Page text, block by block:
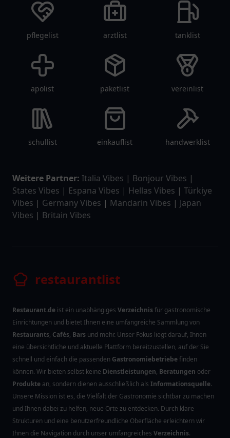
pflegelist arztlist tanklist
apolist paketlist vereinlist
schullist einkauflist handwerklist
Weitere Partner: Italia Vibes | Bonjour Vibes |
States Vibes | Espana Vibes | Hellas Vibes | Türkiye
Vibes | Germany Vibes | Mandarin Vibes | Japan
Vibes | Britain Vibes
restaurantlist
Restaurant.de ist ein unabhängiges Verzeichnisfür gastronomische
Einrichtungen und bietet Ihnen eine umfangreiche Sammlung von
Restaurants, Cafés, Bars und mehr. Unser Fokus liegt darauf, Ihnen
eine übersichtliche und aktuelle Plattform bereitzustellen, auf der Sie
schnell und einfach die passenden Gastronomiebetriebefinden
können. Wir bieten selbst keine Dienstleistungen, Beratungen oder
Produkte an, sondern dienen ausschließlich als Informationsquelle.
Unsere Mission ist es, die Vielfalt der Gastronomie sichtbar zu machen
und Ihnen dabei zu helfen, neue Orte zu entdecken. Durch klare
Strukturen und eine benutzerfreundliche Oberfläche erleichtern wir
Ihnen die Navigation durch unser umfangreiches Verzeichnis.